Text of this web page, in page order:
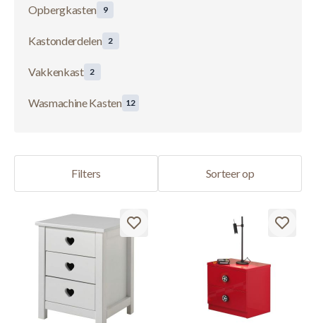
Opbergkasten 9
Kastonderdelen 2
Vakkenkast 2
Wasmachine Kasten 12
Sorteer op
Filters